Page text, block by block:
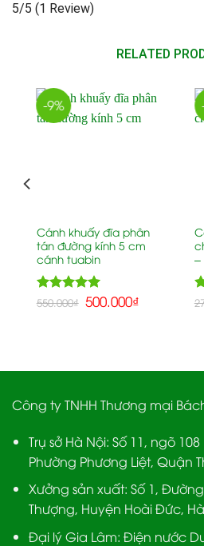
5/5 (1 Review)
RELATED
-9%
Cánh khuấy đĩa phân
tán đường kính 5 cm
cánh tuabin
Rated5.00
550.000₫ 500.000₫
–
Công ty TNHH Thương mại
Trụ sở Hà Nội: Số 11, ngõ
Phường Phương Liệt, Quận
Xưởng sản xuất: Số 1,
Thượng, Huyện Hoài Đức,
Đại lý Gia Lâm: Điện nước